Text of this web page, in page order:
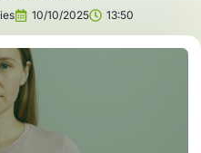
10/10/2025 13:50